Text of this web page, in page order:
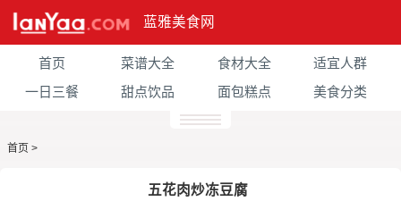
蓝雅美食网
首页 菜谱大全 食材大全
适宜人群
一日三餐
甜点饮品 面包糕点 美食分类
首页 >
五花肉炒冻豆腐